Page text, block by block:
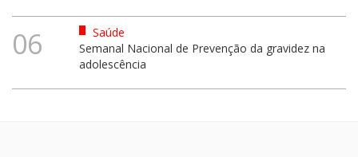
06
Saúde
Semanal Nacional de Prevenção da gravidez na
adolescência